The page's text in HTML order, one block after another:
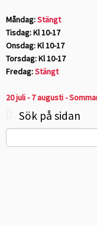
Måndag:Stängt
Tisdag: Kl 10-17
Onsdag: Kl 10-17
Torsdag: Kl 10-17
Fredag:Stängt
20 juli - 7 augusti -
Sök på sidan
efter: